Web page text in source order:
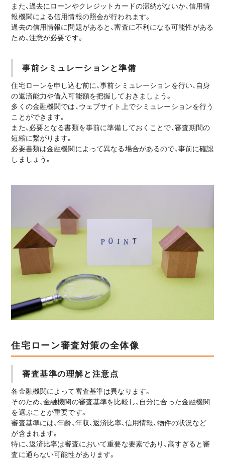
また、過去にローンやクレジットカードの滞納がないか、信用情
報機関による信用情報の照会が行われます。
過去の信用情報に問題があると、審査に不利になる可能性がある
ため、注意が必要です。
事前シミュレーションと準備
住宅ローンを申し込む前に、事前シミュレーションを行い、自身
の返済能力や借入可能額を把握しておきましょう。
多くの金融機関では、ウェブサイト上でシミュレーションを行う
ことができます。
また、必要となる書類を事前に準備しておくことで、審査期間の
短縮に繋がります。
必要書類は金融機関によって異なる場合があるので、事前に確認
しましょう。
住宅ローン審査対策の全体像
審査基準の理解と注意点
各金融機関によって審査基準は異なります。
そのため、金融機関の審査基準を比較し、自分に合った金融機関
を選ぶことが重要です。
審査基準には、年齢、年収、返済比率、信用情報、物件の状況など
が含まれます。
特に、返済比率は審査において重要な要素であり、高すぎると審
査に通らない可能性があります。